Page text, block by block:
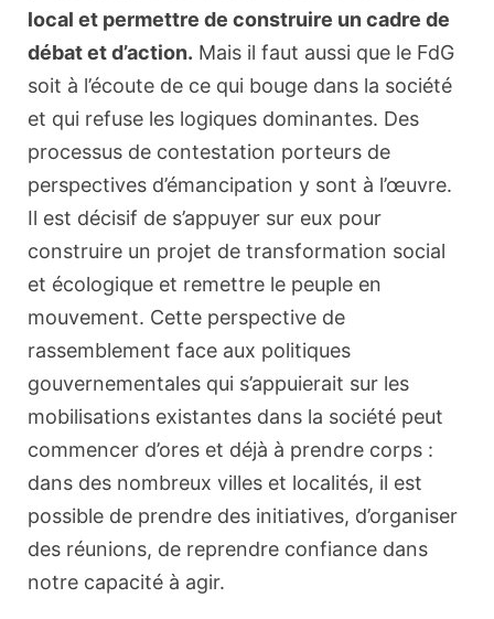
local et permettre de construire un cadre de
débat et d’action. Mais il faut aussi que le FdG
soit à l’écoute de ce qui bouge dans la société
et qui refuse les logiques dominantes. Des
processus de contestation porteurs de
perspectives d’émancipation y sont à l’œuvre.
Il est décisif de s’appuyer sur eux pour
construire un projet de transformation social
et écologique et remettre le peuple en
mouvement. Cette perspective de
rassemblement face aux politiques
gouvernementales qui s’appuierait sur les
mobilisations existantes dans la société peut
commencer d’ores et déjà à prendre corps :
dans des nombreux villes et localités, il est
possible de prendre des initiatives, d’organiser
des réunions, de reprendre confiance dans
notre capacité à agir.